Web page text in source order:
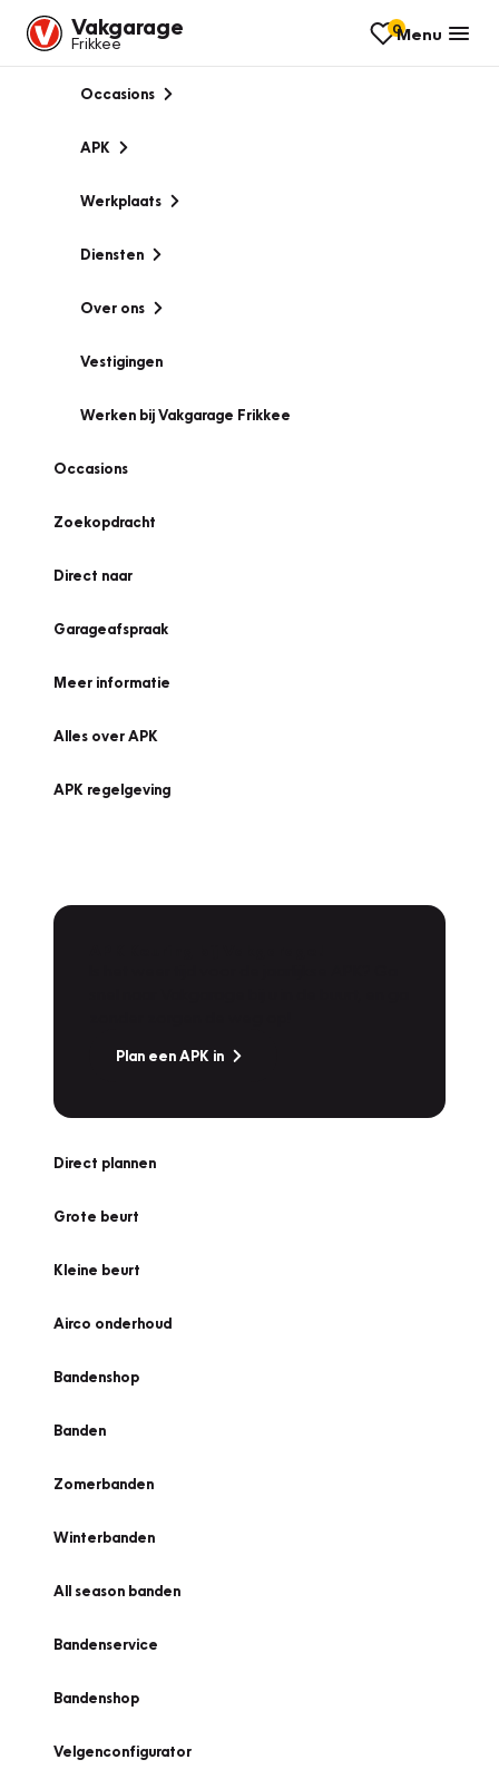
Vakgarage
Frikkee
0Menu
Occasions
APK
Werkplaats
Diensten
Over ons
Vestigingen
Werken bij Vakgarage Frikkee
Occasions
Zoekopdracht
Direct naar
Garageafspraak
Meer informatie
Alles over APK
APK regelgeving
Plan een APK in
Direct plannen
Grote beurt
Kleine beurt
Airco onderhoud
Bandenshop
Banden
Zomerbanden
Winterbanden
All season banden
Bandenservice
Bandenshop
Velgenconfigurator